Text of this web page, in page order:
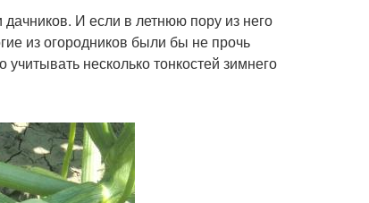
И если в летнюю пору из него
из огородников были бы не прочь
несколько тонкостей зимнего